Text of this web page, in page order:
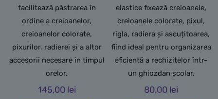
facilitează păstrarea în
ordine a creioanelor,
creioanelor colorate,
pixurilor, radierei și a altor
accesorii necesare în timpul
orelor.
145,00 lei
elastice fixează creioanele,
creioanele colorate, pixul,
rigla, radiera și ascuțitoarea,
fiind ideal pentru organizarea
eficientă a rechizitelor într-
un ghiozdan școlar.
80,00 lei